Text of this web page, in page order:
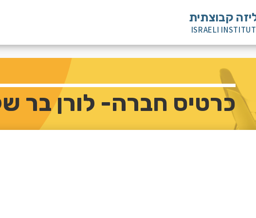
קבוצתית
ISRAELI
כרטיס חברה- לורן בר